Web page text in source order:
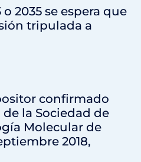
o 2035 se espera que
tripulada a
confirmado
la Sociedad de
Molecular de
2018,